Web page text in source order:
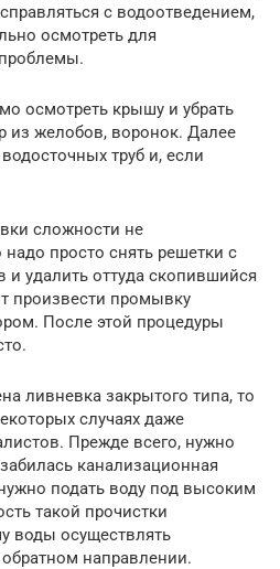
с водоотведением,
осмотреть для
осмотреть крышу и убрать
из желобов, воронок. Далее
труб и, если
сложности не
надо просто снять решетки с
удалить оттуда скопившийся
произвести промывку
После этой процедуры
ливневка закрытого типа, то
случаях даже
Прежде всего, нужно
канализационная
нужно подать воду под высоким
такой прочистки
воды осуществлять
направлении.